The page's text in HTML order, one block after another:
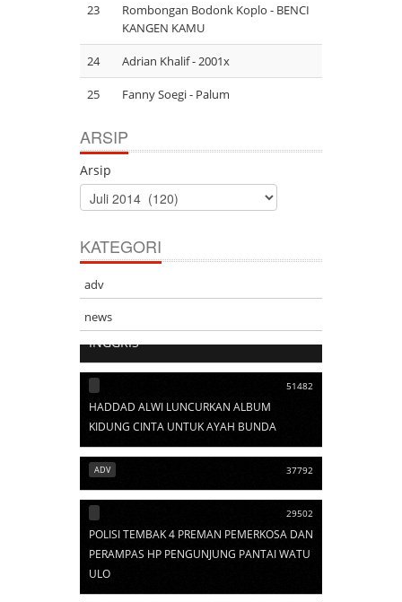
23
Rombongan Bodonk Koplo - BENCI
KANGEN KAMU
24 Adrian Khalif - 2001x
25 Fanny Soegi - Palum
ARSIP
Arsip
KATEGORI
adv
news
103531
ARTI SINGKATAN DALAM BAHASA
INGGRIS
51482
HADDAD ALWI LUNCURKAN ALBUM
KIDUNG CINTA UNTUK AYAH BUNDA
ADV 37792
29502
POLISI TEMBAK 4 PREMAN PEMERKOSA DAN
PERAMPAS HP PENGUNJUNG PANTAI WATU
ULO